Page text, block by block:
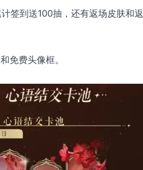
签到送100抽，还有返场皮肤和返
免费头像框。